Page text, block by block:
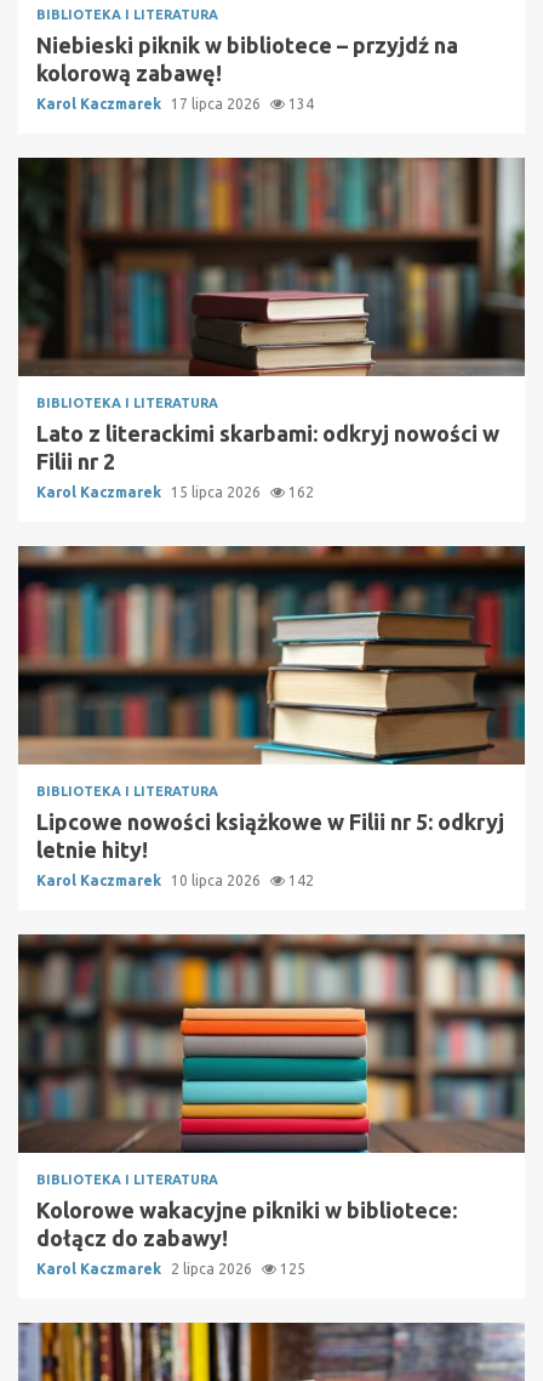
BIBLIOTEKA I LITERATURA
Niebieski piknik w bibliotece – przyjdź na
kolorową zabawę!
Karol Kaczmarek 17 lipca 2026 134
BIBLIOTEKA I LITERATURA
Lato z literackimi skarbami: odkryj nowości w
Filii nr 2
Karol Kaczmarek 15 lipca 2026 162
BIBLIOTEKA I LITERATURA
Lipcowe nowości książkowe w Filii nr 5: odkryj
letnie hity!
Karol Kaczmarek 10 lipca 2026 142
BIBLIOTEKA I LITERATURA
Kolorowe wakacyjne pikniki w bibliotece:
dołącz do zabawy!
Karol Kaczmarek 2 lipca 2026 125